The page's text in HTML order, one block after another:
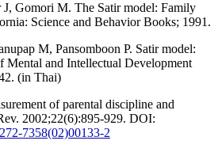
J, Gomori M. The Satir model: Family
Science and Behavior Books; 1991.
M, Pansomboon P. Satir model:
Mental and Intellectual Development
(in Thai)
of parental discipline and
2002;22(6):895-929. DOI:
7358(02)00133-2